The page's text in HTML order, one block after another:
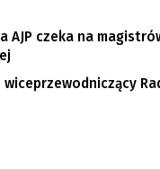
AJP czeka na